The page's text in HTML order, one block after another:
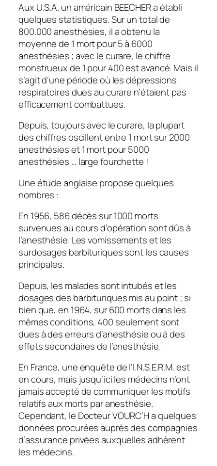
Aux U.S.A. un américain BEECHER a établi
quelques statistiques. Sur un total de
800.000 anesthésies, il a obtenu la
moyenne de 1 mort pour 5 à 6000
anesthésies ; avec le curare, le chiffre
monstrueux de 1 pour 400 est avancé. Mais il
s’agit d’une période où les dépressions
respiratoires dues au curare n’étaient pas
efficacement combattues.
Depuis, toujours avec le curare, la plupart
des chiffres oscillent entre 1 mort sur 2000
anesthésies et 1 mort pour 5000
anesthésies … large fourchette !
Une étude anglaise propose quelques
nombres :
En 1956, 586 décès sur 1000 morts
survenues au cours d’opération sont dûs à
l’anesthésie. Les vomissements et les
surdosages barbituriques sont les causes
principales.
Depuis, les malades sont intubés et les
dosages des barbituriques mis au point ; si
bien que, en 1964, sur 600 morts dans les
mêmes conditions, 400 seulement sont
dues à des erreurs d’anesthésie ou à des
effets secondaires de l’anesthésie.
En France, une enquête de l’I.N.S.E.R.M. est
en cours, mais jusqu’ici les médecins n’ont
jamais accepté de communiquer les motifs
relatifs aux morts par anesthésie.
Cependant, le Docteur VOURC’H a quelques
données procurées auprès des compagnies
d’assurance privées auxquelles adhèrent
les médecins.